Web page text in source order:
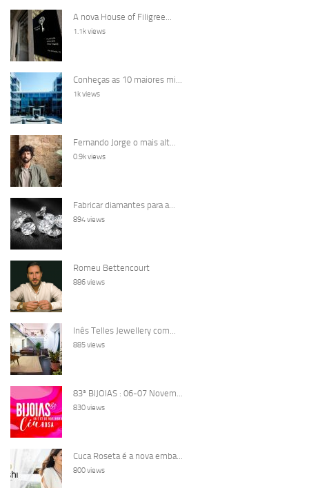
A nova House of Filigree...
1.1k views
Conheças as 10 maiores mi...
1k views
Fernando Jorge o mais alt...
0.9k views
Fabricar diamantes para a...
894 views
Romeu Bettencourt
886 views
Inês Telles Jewellery com...
885 views
83ª BIJOIAS : 06-07 Novem...
830 views
Cuca Roseta é a nova emba...
800 views